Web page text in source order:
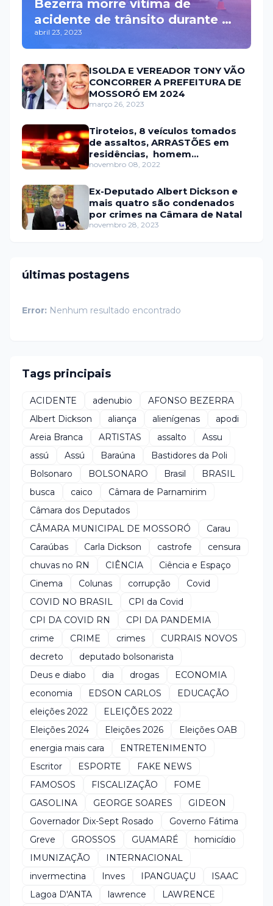
Bezerra morre vítima de
acidente de trânsito durante a
madrugada na BR 110 em
Mossoró
abril 23, 2023
ISOLDA E VEREADOR TONY VÃO
CONCORRER A PREFEITURA DE
MOSSORÓ EM 2024
março 26, 2023
Tiroteios, 8 veículos tomados
de assaltos, ARRASTÕES em
residências, homem
encontrado morto
novembro 08, 2022
Ex-Deputado Albert Dickson e
mais quatro são condenados
por crimes na Câmara de Natal
novembro 28, 2023
últimas postagens
Error: Nenhum resultado encontrado
Tags principais
ACIDENTE adenubio
AFONSO BEZERRA
Albert Dickson
aliança alienígenas
apodi
Areia Branca
ARTISTAS assalto
Assu
assú
Assú Baraúna
Bastidores da Poli
Bolsonaro
BOLSONARO Brasil
BRASIL
busca
caico
Câmara de Parnamirim
Câmara dos Deputados
CÂMARA MUNICIPAL DE MOSSORÓ
Carau
Caraúbas
Carla Dickson castrofe
censura
chuvas no RN
CIÊNCIA
Ciência e Espaço
Cinema
Colunas corrupção
Covid
COVID NO BRASIL
CPI da Covid
CPI DA COVID RN
CPI DA PANDEMIA
crime
CRIME crimes
CURRAIS NOVOS
decreto
deputado bolsonarista
Deus e diabo
dia drogas
ECONOMIA
economia
EDSON CARLOS
EDUCAÇÃO
eleições 2022
ELEIÇÕES 2022
Eleições 2024
Eleições 2026
Eleições OAB
energia mais cara
ENTRETENIMENTO
Escritor
ESPORTE
FAKE NEWS
FAMOSOS
FISCALIZAÇÃO
FOME
GASOLINA
GEORGE SOARES
GIDEON
Governador Dix-Sept Rosado
Governo Fátima
Greve
GROSSOS GUAMARÉ
homicídio
IMUNIZAÇÃO
INTERNACIONAL
invermectina
Inves IPANGUAÇU
ISAAC
Lagoa D'ANTA
lawrence
LAWRENCE